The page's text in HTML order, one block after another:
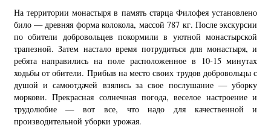
На территории монастыря в память старца Филофея установлено
било — древняя форма колокола, массой 787 кг. После экскурсии
по обители добровольцев покормили в уютной монастырской
трапезной. Затем настало время потрудиться для монастыря, и
ребята направились на поле расположенное в 10-15 минутах
ходьбы от обители. Прибыв на место своих трудов добровольцы с
душой и самоотдачей взялись за свое послушание — уборку
моркови. Прекрасная солнечная погода, веселое настроение и
трудолюбие — вот все, что надо для качественной и
производительной уборки урожая.